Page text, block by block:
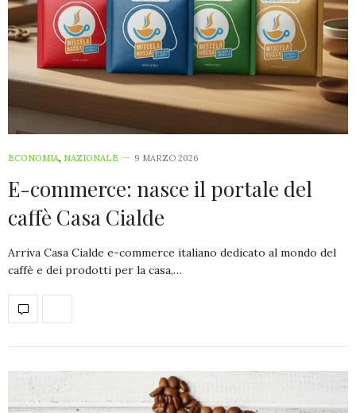
ECONOMIA, NAZIONALE 9 MARZO 2026
E-commerce: nasce il portale del
caffè Casa Cialde
Arriva Casa Cialde e-commerce italiano dedicato al mondo del
caffè e dei prodotti per la casa,…